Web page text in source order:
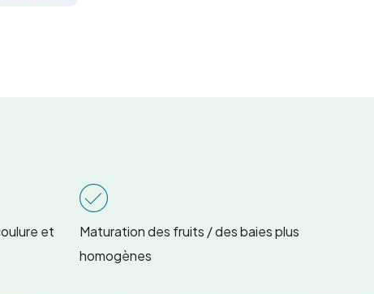
et
Maturation des fruits / des baies plus
homogènes